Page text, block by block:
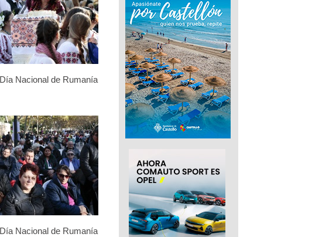
Día Nacional de Rumanía
Día Nacional de Rumanía